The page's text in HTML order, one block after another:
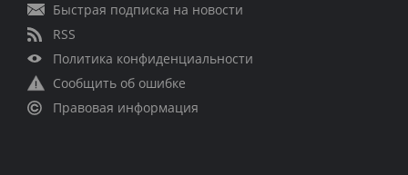
Быстрая подписка на новости
RSS
Политика конфиденциальности
Сообщить об ошибке
Правовая информация